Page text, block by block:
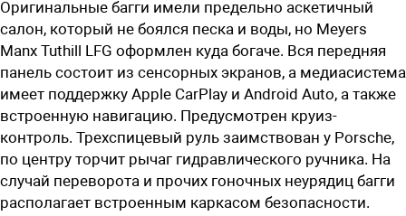
Оригинальные багги имели предельно аскетичный
салон, который не боялся песка и воды, но Meyers
Manx Tuthill LFG оформлен куда богаче. Вся передняя
панель состоит из сенсорных экранов, а медиасистема
имеет поддержку Apple CarPlay и Android Auto, а также
встроенную навигацию. Предусмотрен круиз-
контроль. Трехспицевый руль заимствован у Porsche,
по центру торчит рычаг гидравлического ручника. На
случай переворота и прочих гоночных неурядиц багги
располагает встроенным каркасом безопасности.